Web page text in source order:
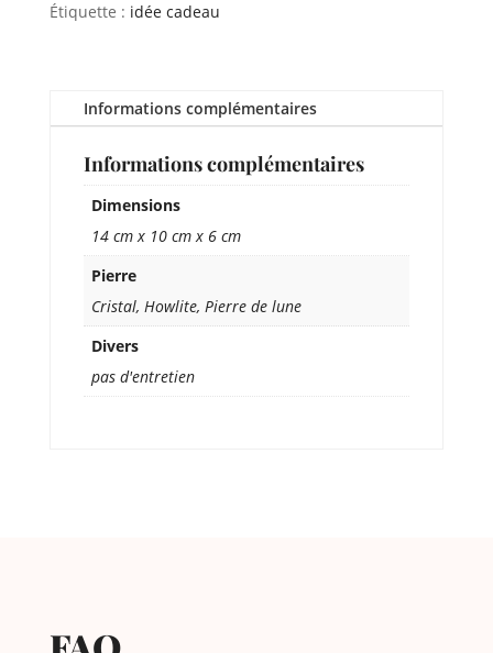
Étiquette : idée cadeau
Informations complémentaires
Informations complémentaires
Dimensions
14 cm x 10 cm x 6 cm
Pierre
Cristal, Howlite, Pierre de lune
Divers
pas d'entretien